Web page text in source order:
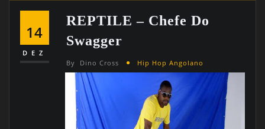
14
DEZ
REPTILE – Chefe Do
Swagger
By Dino Cross Hip Hop Angolano